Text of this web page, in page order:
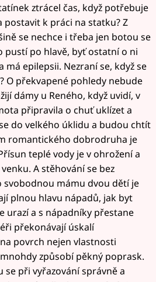
ztrácel čas, když potřebuje
k práci na statku? Z
se nechce i třeba jen botou se
pustí po hlavě, byť ostatní o ni
epilepsii. Nezraní se, když se
O překvapené pohledy nebude
dámy u Reného, když uvidí, v
připravila o chuť uklízet a
do velkého úklidu a budou chtít
romantického dobrodruha je
teplé vody je v ohrožení a
A stěhování se bez
svobodnou mámu dvou dětí je
plnou hlavu nápadů, jak byt
urazí a s nápadníky přestane
překonávají úskalí
povrch nejen vlastnosti
způsobí pěkný poprask.
se při vyřazování správně a